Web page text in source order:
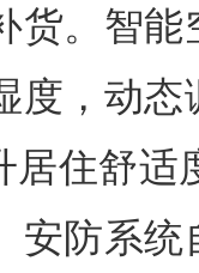
货。智
度，动
居住舒适
安防系